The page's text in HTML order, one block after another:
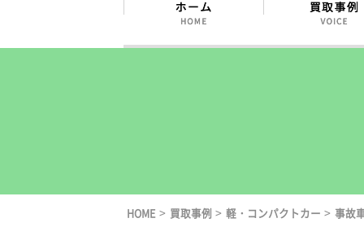
HOME > 買取事例 > 軽・コンパクトカー > 事故